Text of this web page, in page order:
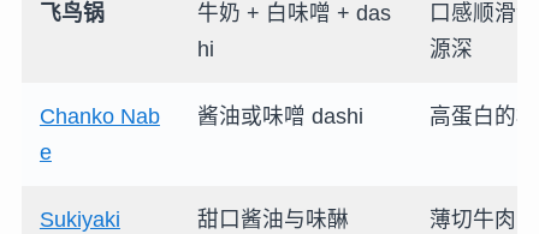
飞鸟锅
牛奶 + 白味噌 + das
hi
口感顺滑
源深
Chanko Nab
e
酱油或味噌 dashi 高蛋白的
Sukiyaki 甜口酱油与味醂 薄切牛肉